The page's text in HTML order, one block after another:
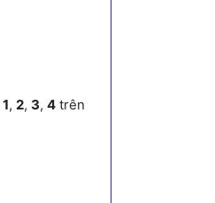
1, 2, 3, 4 trên